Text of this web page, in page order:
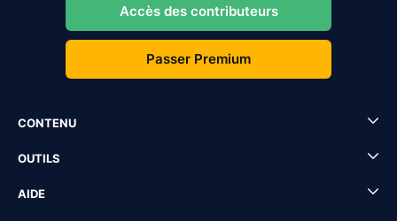
Accès des contributeurs
Passer Premium
CONTENU
OUTILS
AIDE